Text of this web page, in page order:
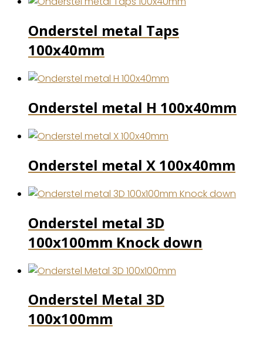
Onderstel metal Taps
100x40mm
Onderstel metal H 100x40mm
Onderstel metal X 100x40mm
Onderstel metal 3D
100x100mm Knock down
Onderstel Metal 3D
100x100mm